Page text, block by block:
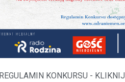
REGULAMIN KONKURSU - KLIKNIJ